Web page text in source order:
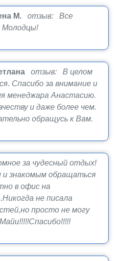
М.
отзыв: Все
Молодцы!
отзыв: В целом
Спасибо за внимание и
менеджара Анастасию.
и даже более чем.
обращусь к Вам.
за чудесный отдых!
и знакомым обращаться
в офис на
не писала
просто не могу